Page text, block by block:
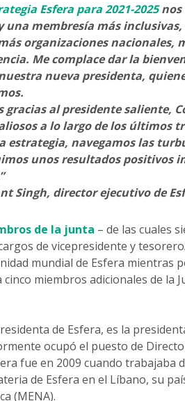
Esfera para 2021-2025nos
una membresía más
organizaciones nacionales,
Me complace dar la
nueva presidenta,
gracias al presidente saliente,
a lo largo de los últimos
estrategia, navegamos las
unos resultados
Singh, director ejecutivo de
de la junta – de las cuales
de vicepresidente y
mundial de Esfera mientras
miembros adicionales de la
de Esfera, es la
ocupó el puesto de
fue en 2009 cuando trabajaba
de Esfera en el Líbano, su
(MENA).